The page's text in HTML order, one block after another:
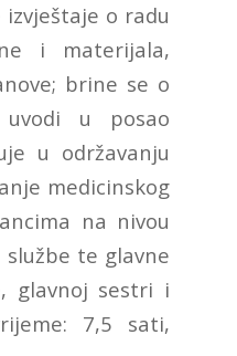
o radu
i materijala,
brine se o
uvodi u posao
u održavanju
medicinskog
na nivou
te glavne
glavnoj sestri i
7,5 sati,